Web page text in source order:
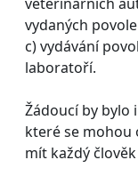
vydaných
c) vydávání
laboratoří.
Žádoucí by bylo
které se mohou
mít každý